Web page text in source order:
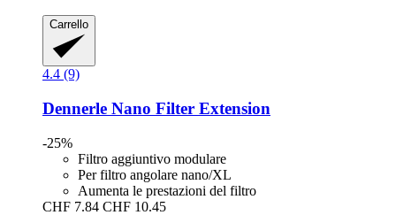
Carrello
4.4 (9)
Dennerle Nano Filter Extension
-25%
Filtro aggiuntivo modulare
Per filtro angolare nano/XL
Aumenta le prestazioni del filtro
CHF 7.84 CHF 10.45